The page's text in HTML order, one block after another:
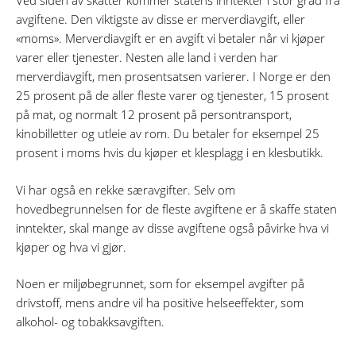
avgiftene. Den viktigste av disse er merverdiavgift, eller
«moms». Merverdiavgift er en avgift vi betaler når vi kjøper
varer eller tjenester. Nesten alle land i verden har
merverdiavgift, men prosentsatsen varierer. I Norge er den
25 prosent på de aller fleste varer og tjenester, 15 prosent
på mat, og normalt 12 prosent på persontransport,
kinobilletter og utleie av rom. Du betaler for eksempel 25
prosent i moms hvis du kjøper et klesplagg i en klesbutikk.
Vi har også en rekke særavgifter. Selv om
hovedbegrunnelsen for de fleste avgiftene er å skaffe staten
inntekter, skal mange av disse avgiftene også påvirke hva vi
kjøper og hva vi gjør.
Noen er miljøbegrunnet, som for eksempel avgifter på
drivstoff, mens andre vil ha positive helseeffekter, som
alkohol- og tobakksavgiften.